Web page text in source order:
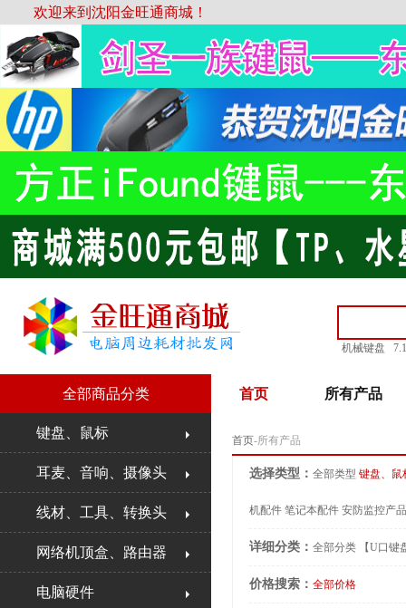
欢迎来到沈阳金旺通商城！
机械键盘
首页 所有产品
全部商品分类
键盘、鼠标
耳麦、音响、摄像头
线材、工具、转换头
网络机顶盒、路由器
电脑硬件
首页-所有产品
选择类型： 全部类型 键盘、鼠
机配件 笔记本配件 安防监控产品
详细分类： 全部分类 【U口键
价格搜索： 全部价格